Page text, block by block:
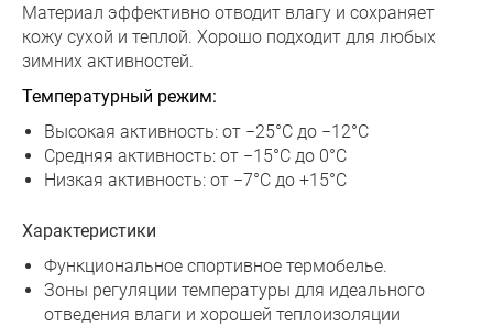
Материал эффективно отводит влагу и сохраняет
кожу сухой и теплой. Хорошо подходит для любых
зимних активностей.
Температурный режим:
Высокая активность: от −25°C до −12°C
Средняя активность: от −15°C до 0°C
Низкая активность: от −7°C до +15°C
Характеристики
Функциональное спортивное термобелье.
Зоны регуляции температуры для идеального
отведения влаги и хорошей теплоизоляции